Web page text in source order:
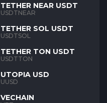
TETHER NEAR USDT
USDTNEAR
TETHER SOL USDT
USDTSOL
TETHER TON USDT
USDTTON
UTOPIA USD
UUSD
VECHAIN